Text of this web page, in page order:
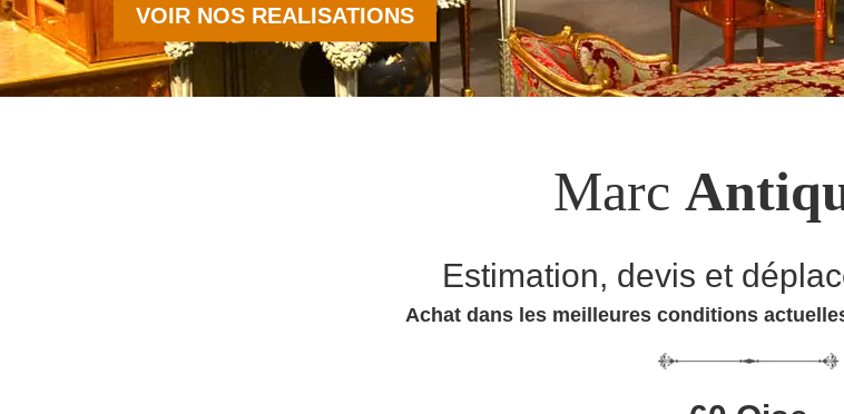
VOIR NOS REALISATIONS
Marc
Estimation, devis et
Achat dans les meilleures conditions